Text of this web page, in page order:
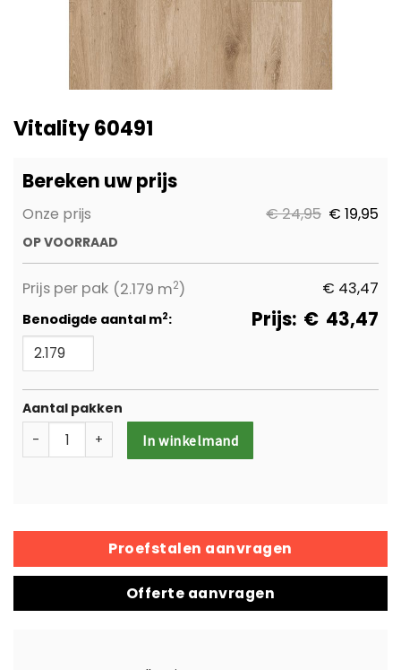
naar
het
van
de
afbeeldingen-
gallerij
Vitality 60491
Bereken uw prijs
Onze prijs € 24,95 € 19,95
OP VOORRAAD
Prijs per pak (2.179 m2) € 43,47
Benodigde aantal m2: Prijs: € 43,47
Aantal pakken
-
+ In winkelmand
Proefstalen aanvragen
Offerte aanvragen